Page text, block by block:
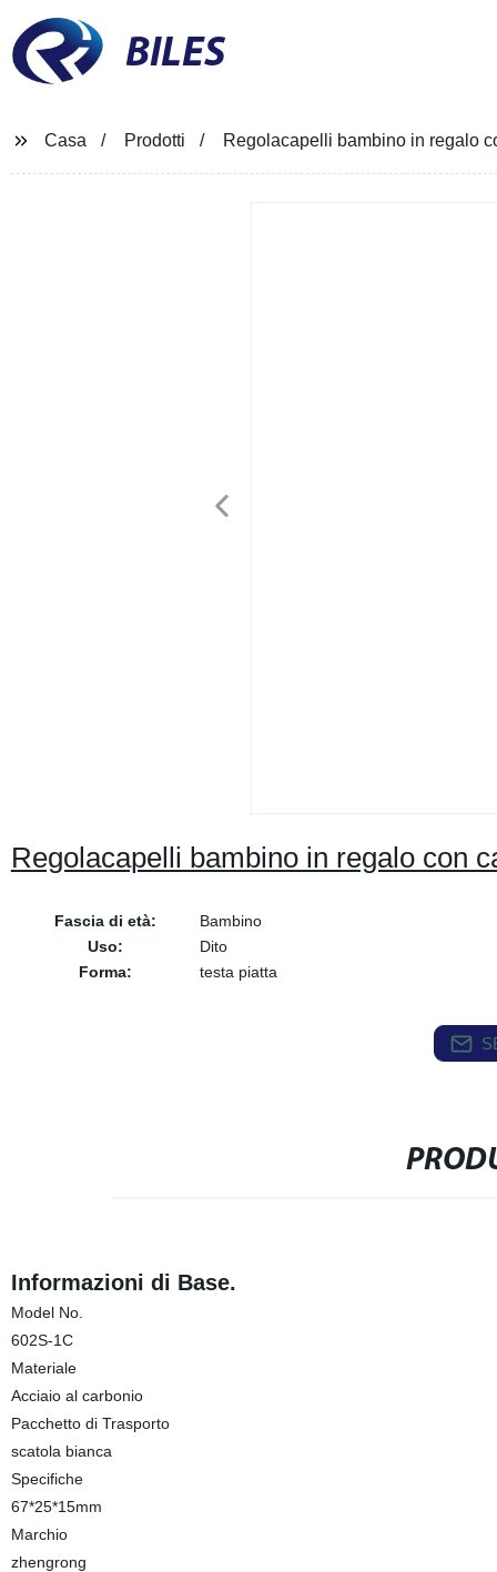
BILES
Casa Prodotti Regolacapelli bambino in regalo
Regolacapelli bambino in regalo con
Fascia di età:
Bambino
Uso:
Dito
Forma:
testa piatta
Informazioni di Base.
Model No.
602S-1C
Materiale
Acciaio al carbonio
Pacchetto di Trasporto
scatola bianca
Specifiche
67*25*15mm
Marchio
zhengrong